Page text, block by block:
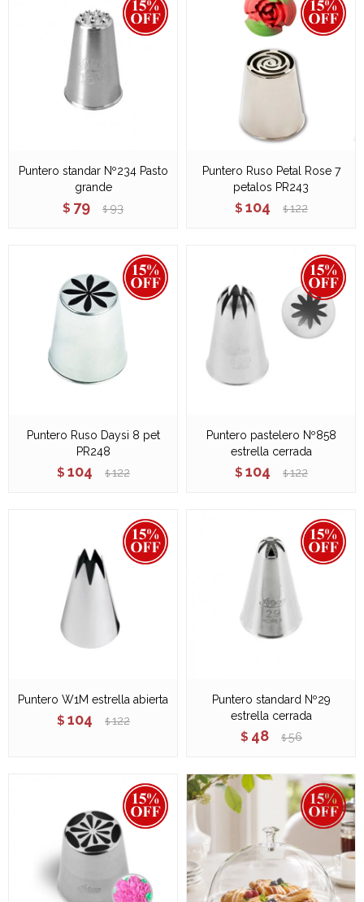
Puntero standar Nº234 Pasto
grande
$ 79 $ 93
Puntero Ruso Petal Rose 7
petalos PR243
$ 104 $ 122
Puntero Ruso Daysi 8 pet
PR248
$ 104 $ 122
Puntero pastelero Nº858
estrella cerrada
$ 104 $ 122
Puntero W1M estrella abierta
$ 104 $ 122
Puntero standard Nº29
estrella cerrada
$ 48 $ 56